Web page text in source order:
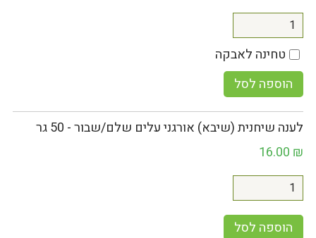
טחינה לאבקה
הוספה לסל
לענה שיחנית (שיבא) אורגני עלים שלם/שבור - 50 גר
16.00 ₪
הוספה לסל